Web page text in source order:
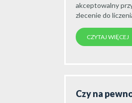
akceptowalny
zlecenie do
CZYTAJ WIĘCEJ
Czy na